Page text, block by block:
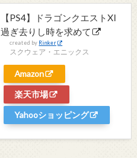
【PS4】ドラゴンクエストXI
過ぎ去りし時を求めて
created by Rinker
スクウェア・エニックス
Amazon
楽天市場
Yahooショッピング